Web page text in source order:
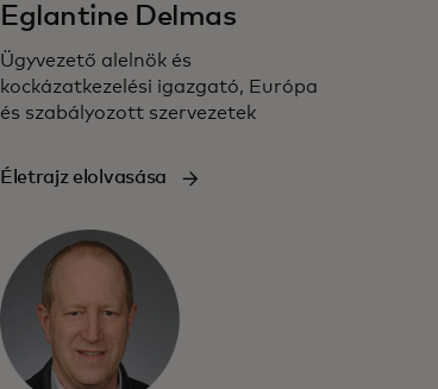
Eglantine Delmas
Ügyvezető alelnök és
kockázatkezelési igazgató, Európa
és szabályozott szervezetek
Életrajz elolvasása